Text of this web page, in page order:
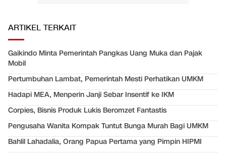
ARTIKEL TERKAIT
Gaikindo Minta Pemerintah Pangkas Uang Muka dan Pajak
Mobil
Pertumbuhan Lambat, Pemerintah Mesti Perhatikan UMKM
Hadapi MEA, Menperin Janji Sebar Insentif ke IKM
Corpies, Bisnis Produk Lukis Beromzet Fantastis
Pengusaha Wanita Kompak Tuntut Bunga Murah Bagi UMKM
Bahlil Lahadalia, Orang Papua Pertama yang Pimpin HIPMI